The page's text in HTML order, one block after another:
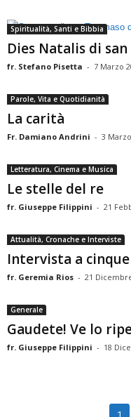
Spiritualità, Santi e Bibbia
Dies Natalis di
fr. Stefano Pisetta - 7 Marzo
Parole, Vita e Quotidianità
La carità
Fr. Damiano Andrini - 3
Letteratura, Cinema e Musica
Le stelle del re
fr. Giuseppe Filippini - 21
Attualità, Cronache e Interviste
Intervista a cinque
fr. Geremia Rios - 21
Generale
Gaudete! Ve lo
fr. Giuseppe Filippini - 18
1